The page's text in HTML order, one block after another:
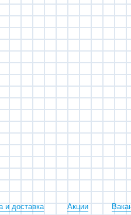
и доставка Акции